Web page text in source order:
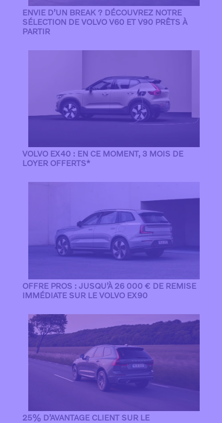
ENVIE D’UN BREAK ? DÉCOUVREZ NOTRE
SÉLECTION DE VOLVO V60 ET V90 PRÊTS À
PARTIR
VOLVO EX40 : EN CE MOMENT, 3 MOIS DE
LOYER OFFERTS*
OFFRE PROS : JUSQU’À 26 000 € DE REMISE
IMMÉDIATE SUR LE VOLVO EX90
25% D’AVANTAGE CLIENT SUR LE